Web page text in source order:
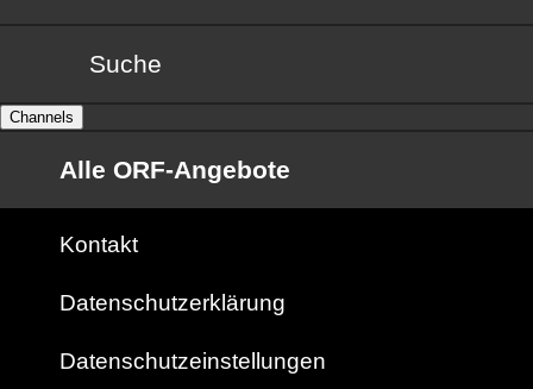
Suche
Channels
Alle ORF-Angebote
Kontakt
Datenschutzerklärung
Datenschutzeinstellungen